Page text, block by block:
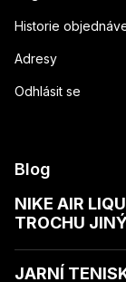
Historie
Adresy
Odhlásit se
Blog
NIKE AIR
TROCHU
JARNÍ